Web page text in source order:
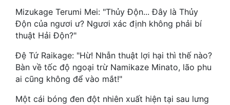
Khoa Huyễn
Khoa Huyễn Không Gian
Kinh Dị
Kiếm Hiệp
Kỳ Huyễn
Mizukage Terumi Mei: "Thủy Độn... Đây là Thủy
Độn của ngươi ư? Ngươi xác định không phải bí
thuật Hải Độn?"
Đệ Tứ Raikage: "Hừ! Nhẫn thuật lợi hại thì thế nào?
Bàn về tốc độ ngoại trừ Namikaze Minato, lão phu
ai cũng không để vào mắt!"
Một cái bóng đen đột nhiên xuất hiện tại sau lưng